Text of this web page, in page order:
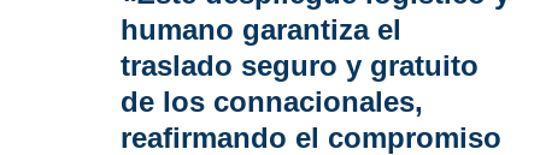
humano garantiza el
traslado seguro y gratuito
de los connacionales,
reafirmando el compromiso